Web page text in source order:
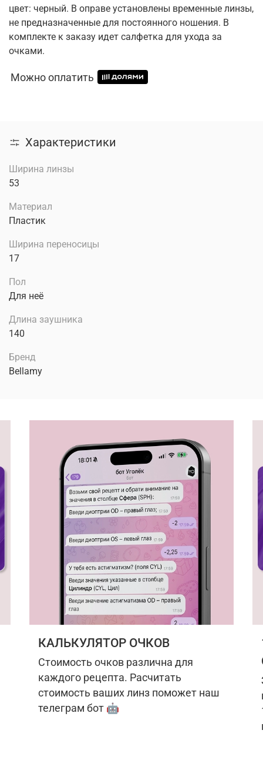
цвет: черный. В оправе установлены временные линзы,
не предназначенные для постоянного ношения. В
комплекте к заказу идет салфетка для ухода за
очками.
Можно оплатить
Характеристики
Ширина линзы
53
Материал
Пластик
Ширина переносицы
17
Пол
Для неё
Длина заушника
140
Бренд
Bellamy
КАЛЬКУЛЯТОР ОЧКОВ
Стоимость очков различна для
каждого рецепта. Расчитать
стоимость ваших линз поможет наш
телеграм бот 🤖